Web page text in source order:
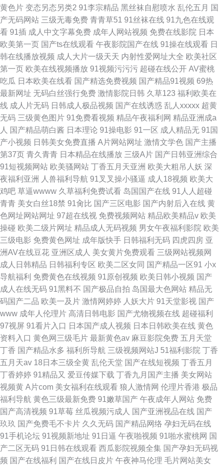
黄色片 变态另态另类2 91李宗精品 黑丝袜自慰喷水 乱伦五月 国
产无码网站 三级无毒免费 青青草51 91丝袜在线 91九色在线观
看 91插 成人中文字幕免费 成年人网站视频 免费在线影院 日本
欧美第一页 国产ts在线观看 午夜影院国产在线 91操在线观看 日
韩在线播放视频 成人大片一级天天 内射性爱网址大全 欧美社区
第一页 欧美在线视频播放 91视频污污污 超碰在线公开 AV蜜桃
吃瓜 日本欧美在线看 国产精选免费视频 国产精品91视频 69热
最新网址 无码白丝强行免费 激情影院日韩 久草123 福利欧美在
线 成人片无码 日韩成人极品视频 国产在线诱惑 乱人xxxxx 超黄
无码 三级黄色图片 91免费看视频 精品午夜福利网 精品亚洲成a
人 国产精品萌白酱 日本理论 91操电影 91一区 成人精品无 91国
产小视频 日韩美女免费直播 A片网站网址 激情文学色 国产主播
第37页 青久青青 日本精品在线播放 三级A片 国产日韩亚洲综合
91短视频网站 欧美骚网站 丁香五月天亚洲 欧美大粗吊人妖 深
夜福利亚洲
人兽福利导航 91叉叉操小骚逼 成人18视频 欧美大
鸡吧 草逼wwww 久草福利免费试看 岛国国产在线 91人人超碰
青青 美女白丝18禁 91肏比 国产三区电影 国产内射后入在线 黄
色网址网站网址 97超在线视 免费视频网站 精品欧美精品v 欧美
操碰 欧美二级片网址 精品成人无码视频 男女午夜福利影院 欧美
三级电影 免费黄色网址 成年版快手 日韩福利无码 四虎四房 亚
洲AV在线豆花 亚洲区成人 美女黄片免费观看 三级网站视频网
成人日韩精品 日韩福利专区 欧美二区女同 国产精品一区91 小x
导航福利 免费黄色在线视频 91原创视频 欧美日韩小视频 国产
成人在线无码 91黑料不 国产极品自拍 岛国最大色网站 精品无
码国产二品 欧美一及片 激情网婷婷 人妖大片 91天堂影视 国产
www 成年人伦理片 高清日韩电影 国产尤物视频在线 超碰福利
97视屏 91看片入口 日本国产成人视频 日本日韩欧美在线 黄色
资料入口 黄色网三级毛片 最新黄色av 麻豆影院免费 五月天堂
丁香 国产精品水多 福利所导航 三级视频网站J 51福利影院 丁香
五月天av 18日本三级全黄 乱伦天堂 国产在线短视频 丁香五月
丁香婷婷 91精品又 爱豆传媒下载 丁香九月国产主播 美女网站
视频黄 A片com 美女福利在线观看 狼人激情网 伦理片香港 极品
福利导航 黄色三级最新免费 91嫩草国产 午夜成年人网站 免费
国产高清视频 91草莓 丝瓜视频污成人 国产亚洲视品在线 国产
玖玖 国产免费毛不卡片 久久无码 国产精品网络 孕妇无码在线
91手机论坛 91视频新地址 91日逼 午夜啪视频 91啪水蜜桃网 国
产二区无码 91日韩在线观看 西瓜影院视频全集 国产孕妇无码视
频 国产在线福利 国产在线日皮片 午夜神马伦理 毛片网站美女